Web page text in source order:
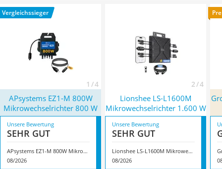
Multimeter
Winterharte Palmen
Überzeugt hat uns hier im August 2026 besonders das
ModellAPsystems EZ1-M 800W Mikrowechselrichter 800 W
mit seinen Eigenschaften.
Vergleichssieger
1 / 4 2 / 4
APsystems EZ1-M 800W
Mikrowechselrichter 800 W
Lionshee LS-L1600M
Mikrowechselrichter 1.600 W
Unsere Bewertung
SEHR GUT
APsystems EZ1-M 800W Mikrowechselrichter 800 W
08/2026
Unsere Bewertung
SEHR GUT
Lionshee LS-L1600M Mikrowechselrichter 1.600 W
08/2026